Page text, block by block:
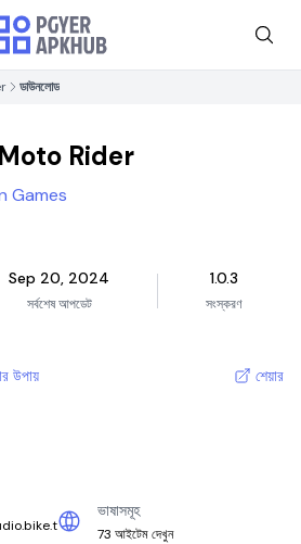
ডাউনলোড
Rider
Games
Sep 20, 2024
সর্বশেষ আপডেট
1.0.3
সংস্করণ
উপায় শেয়ার
ভাষাসমূহ
73 আইটেম দেখুন